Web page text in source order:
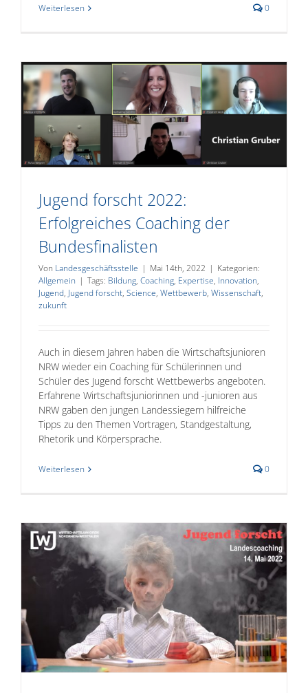
Weiterlesen 0
Jugend forscht 2022:
Erfolgreiches Coaching der
Bundesfinalisten
Von Landesgeschäftsstelle | Mai 14th, 2022 | Kategorien:
Allgemein | Tags: Bildung, Coaching, Expertise, Innovation,
Jugend, Jugend forscht, Science, Wettbewerb, Wissenschaft,
zukunft
Auch in diesem Jahren haben die Wirtschaftsjunioren
NRW wieder ein Coaching für Schülerinnen und
Schüler des Jugend forscht Wettbewerbs angeboten.
Erfahrene Wirtschaftsjuniorinnen und -junioren aus
NRW gaben den jungen Landessiegern hilfreiche
Tipps zu den Themen Vortragen, Standgestaltung,
Rhetorik und Körpersprache.
Weiterlesen 0